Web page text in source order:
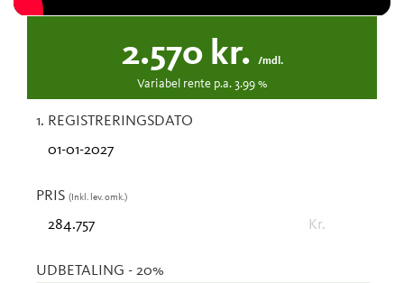
2.570 kr. /mdl.
Variabel rente p.a.3.99%
1. REGISTRERINGSDATO
PRIS (Inkl. lev. omk.)
Kr.
UDBETALING - 20%